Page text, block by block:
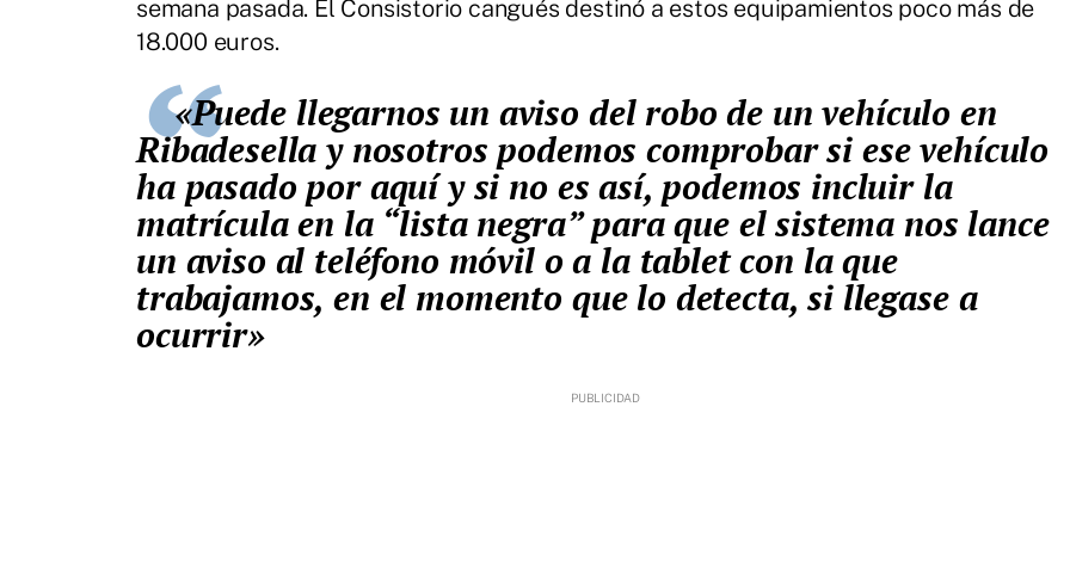
semana pasada. El Consistorio cangués destinó a estos equipamientos poco más de
18.000 euros.
«Puede llegarnos un aviso del robo de un vehículo en
Ribadesella y nosotros podemos comprobar si ese vehículo
ha pasado por aquí y si no es así, podemos incluir la
matrícula en la “lista negra” para que el sistema nos lance
un aviso al teléfono móvil o a la tablet con la que
trabajamos, en el momento que lo detecta, si llegase a
ocurrir»